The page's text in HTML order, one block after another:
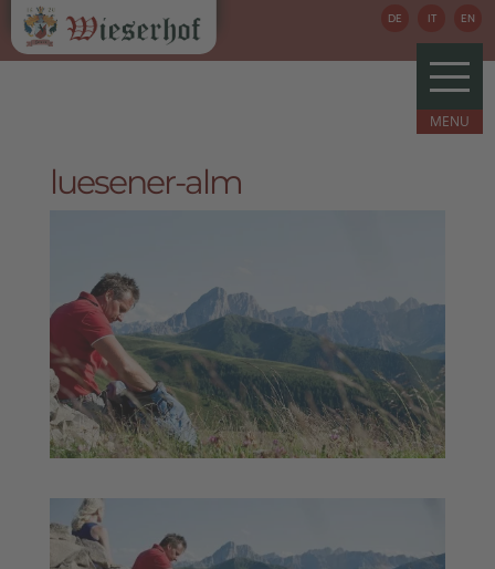
DE IT EN
luesener-alm